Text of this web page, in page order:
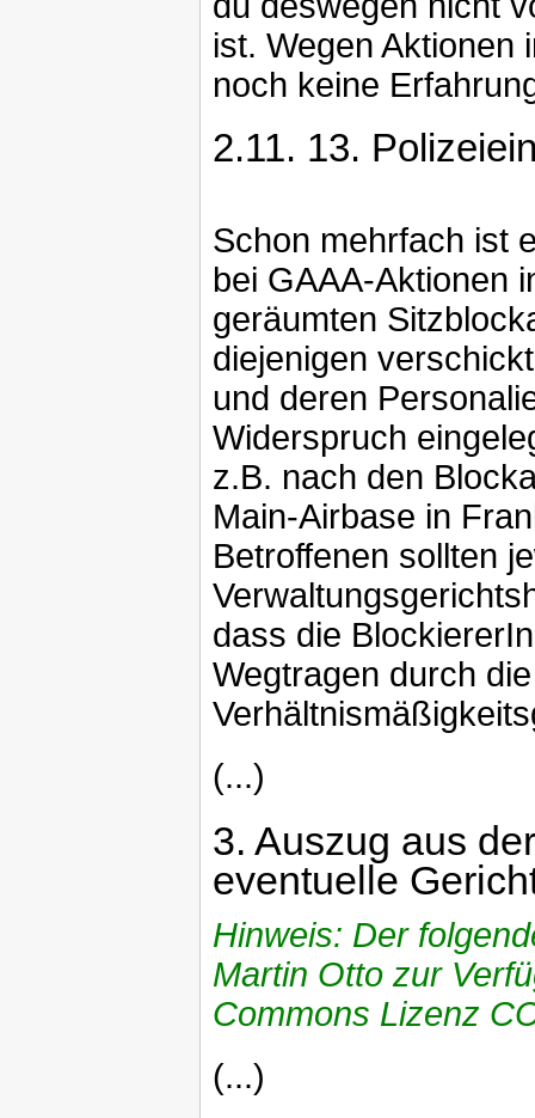
ist. Wegen Aktionen
noch keine
2.11. 13.
Schon mehrfach ist
bei GAAA-Aktionen
geräumten
diejenigen
und deren
Widerspruch
z.B. nach den
Main-Airbase in
Betroffenen sollten
dass die
Wegtragen durch
(...)
3. Auszug aus
eventuelle
Hinweis: Der
Martin Otto zur
Commons Lizenz
(...)